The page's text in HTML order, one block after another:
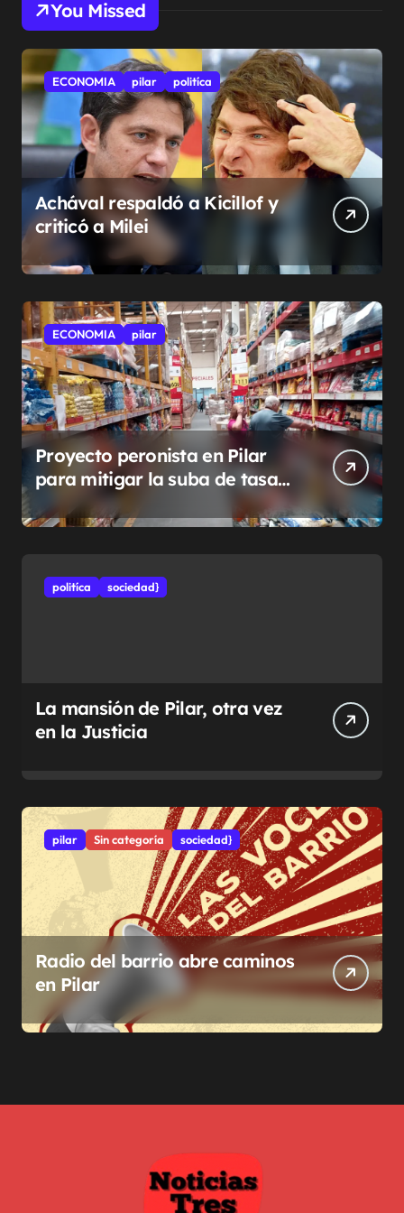
You Missed
ECONOMIA pilar politíca
Achával respaldó a Kicillof y
criticó a Milei
ECONOMIA pilar
Proyecto peronista en Pilar
para mitigar la suba de tasas
municipales
politíca sociedad}
La mansión de Pilar, otra vez
en la Justicia
pilar Sin categoría sociedad}
Radio del barrio abre caminos
en Pilar